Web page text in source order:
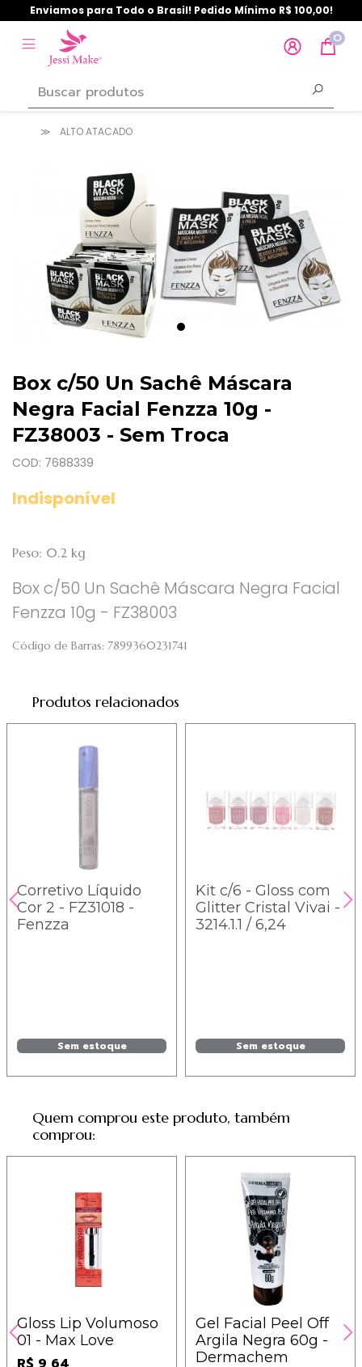
Enviamos para Todo o Brasil! Pedido Mínimo R$ 100,00!
0
ALTO ATACADO
Box c/50 Un Sachê Máscara
Negra Facial Fenzza 10g -
FZ38003 - Sem Troca
COD: 7688339
Indisponível
Peso: 0.2 kg
Box c/50 Un Sachê Máscara Negra Facial
Fenzza 10g - FZ38003
Código de Barras: 7899360231741
Produtos relacionados
Corretivo Líquido
Cor 2 - FZ31018 -
Fenzza
Sem estoque
Kit c/6 - Gloss com
Glitter Cristal Vivai -
3214.1.1 / 6,24
Sem estoque
Quem comprou este produto, também
comprou:
Gloss Lip Volumoso
01 - Max Love
Gel Facial Peel Off
Argila Negra 60g -
Dermachem